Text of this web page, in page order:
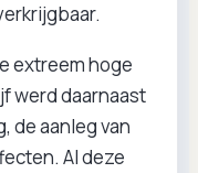
extreem hoge
werd daarnaast
de aanleg van
Al deze